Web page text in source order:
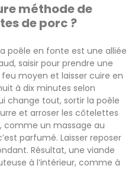
méthode de
de porc ?
poêle en fonte est une alliée
saisir pour prendre une
moyen et laisser cuire en
à dix minutes selon
change tout, sortir la poêle
et arroser les côtelettes
comme un massage au
parfumé. Laisser reposer
Résultat, une viande
à l’intérieur, comme à